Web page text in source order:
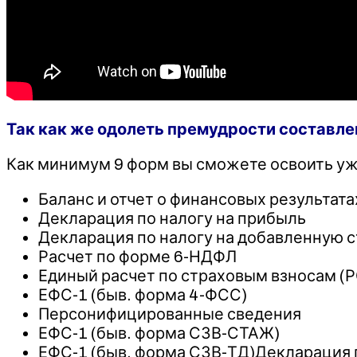
Так как же одолеть премудрости
Как минимум 9 форм вы сможете освоить
Баланс и отчет о финансовых
Декларация по налогу на прибыль
Декларация по налогу на добавленную
Расчет по форме 6-НДФЛ
Единый расчет по страховым взносам
ЕФС-1 (быв. форма 4-ФСС)
Персонифицированные сведения
ЕФС-1 (быв. форма СЗВ-СТАЖ)
ЕФС-1 (быв. форма СЗВ-ТД)Декларация